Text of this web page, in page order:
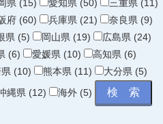
県 (15) 愛知県 (50)
三重県 (11)
府 (60) 兵庫県 (21)
奈良県 (9)
県 (5) 岡山県 (19)
広島県 (24)
(6) 愛媛県 (10)
高知県 (6)
(10) 熊本県 (11)
大分県 (5)
縄県 (12) 海外 (5)